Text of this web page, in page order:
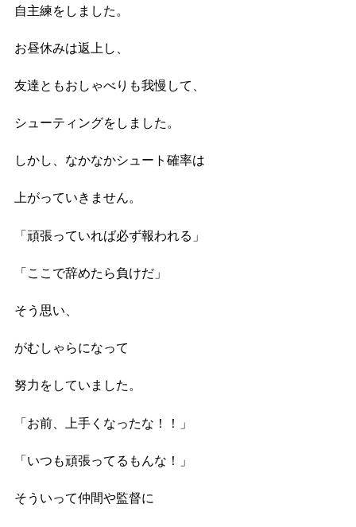
自主練をしました。
お昼休みは返上し、
友達ともおしゃべりも我慢して、
シューティングをしました。
しかし、なかなかシュート確率は
上がっていきません。
「頑張っていれば必ず報われる」
「ここで辞めたら負けだ」
そう思い、
がむしゃらになって
努力をしていました。
「お前、上手くなったな！！」
「いつも頑張ってるもんな！」
そういって仲間や監督に